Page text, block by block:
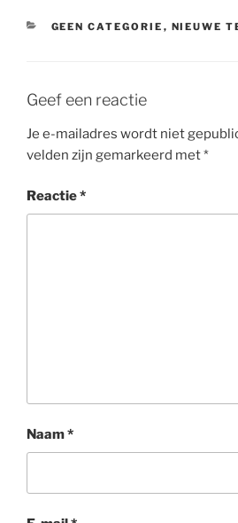
CATEGORIEËN
GEEN CATEGORIE , NIEUWE
Geef een reactie
Je e-mailadres wordt niet
velden zijn gemarkeerd met*
Reactie*
Naam*